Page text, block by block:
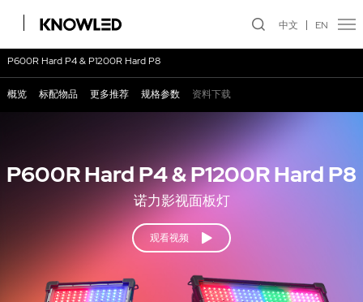
中文 EN
P600R Hard P4 & P1200R Hard P8
诺力影视面板灯
观看视频
P600R Hard P4 & P1200R Hard P8
概览 标配物品 更多推荐 规格参数 资料下载